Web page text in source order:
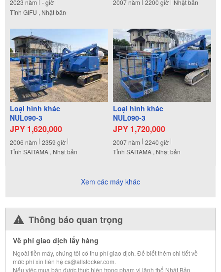
2023 năm -giờ
Tỉnh GIFU , Nhật bản
2007năm 2200 giờ Nhật bản
Loại hình khác
NUL090-3
JPY 1,620,000
2006 năm 2359 giờ
Tỉnh SAITAMA , Nhật bản
Loại hình khác
NUL090-3
JPY 1,720,000
2007năm 2240 giờ
Tỉnh SAITAMA , Nhật bản
Xem các máy khác
Thông báo quan trọng
Về phí giao dịch lấy hàng
Ngoài tiền máy, chúng tôi có thu phí giao dịch. Để biết thêm chi tiết về
mức phí xin liên hệ cs@allstocker.com.
Nếu việc mua bán được thực hiện trong phạm vi lãnh thổ Nhật Bản